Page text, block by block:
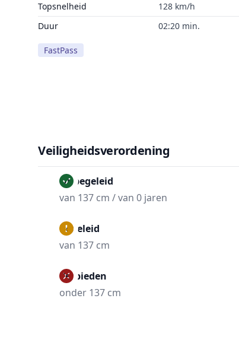
Topsnelheid
128 km/h
Duur
02:20 min.
FastPass
Veiligheidsverordening
Onbegeleid
van 137 cm / van 0 jaren
Begeleid
van 137 cm
Verbieden
onder 137 cm